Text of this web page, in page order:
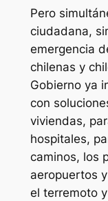
Pero
ciudadana,
emergencia
chilenas y
Gobierno ya
con
viviendas,
hospitales,
caminos, los
aeropuertos
el terremoto